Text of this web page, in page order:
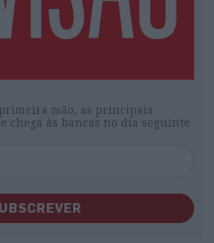
mão, as principais
chega às bancas no dia seguinte